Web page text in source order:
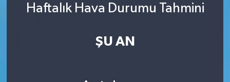
Haftalık Hava Durumu Tahmini
ŞU AN
İletişim